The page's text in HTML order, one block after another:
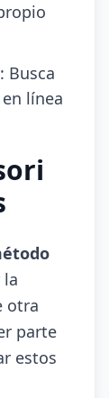
: Busca
línea
otra
parte
estos